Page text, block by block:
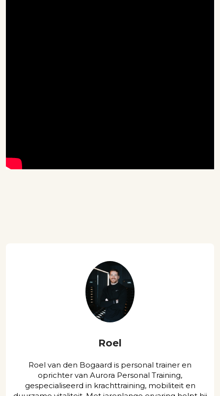
Roel
Roel van den Bogaard is personal trainer en
oprichter van Aurora Personal Training,
gespecialiseerd in krachttraining, mobiliteit en